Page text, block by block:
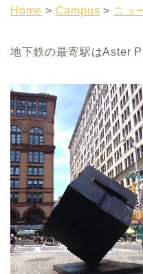
Home > Campus > ニュ
地下鉄の最寄駅はAster